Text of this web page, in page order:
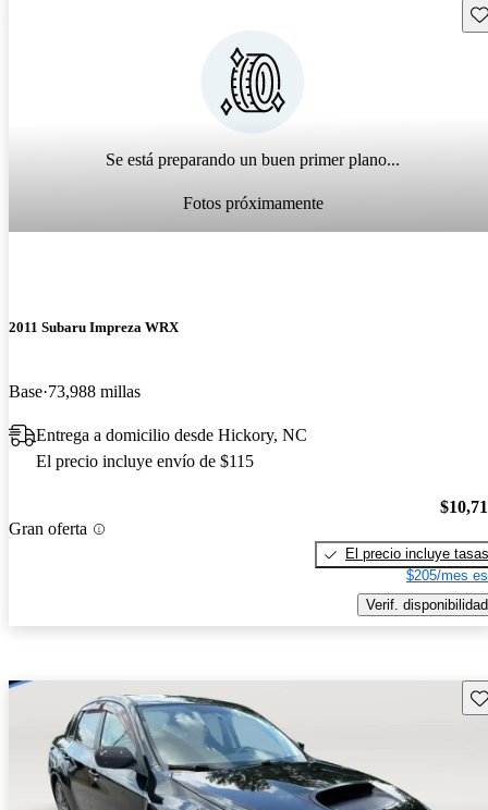
Se está preparando un buen primer plano...
Fotos próximamente
2011 Subaru Impreza WRX
Base 73,988 millas
Entrega a domicilio desde Hickory, NC
El precio incluye envío de $115
Gran oferta
El precio incluye tasas
$205/mes
Verif. disponibilidad